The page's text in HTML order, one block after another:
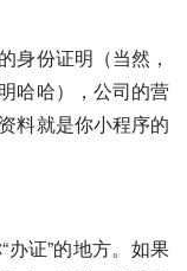
身份证明（当然，
哈哈），公司的营
料就是你小程序的
证”的地方。如果